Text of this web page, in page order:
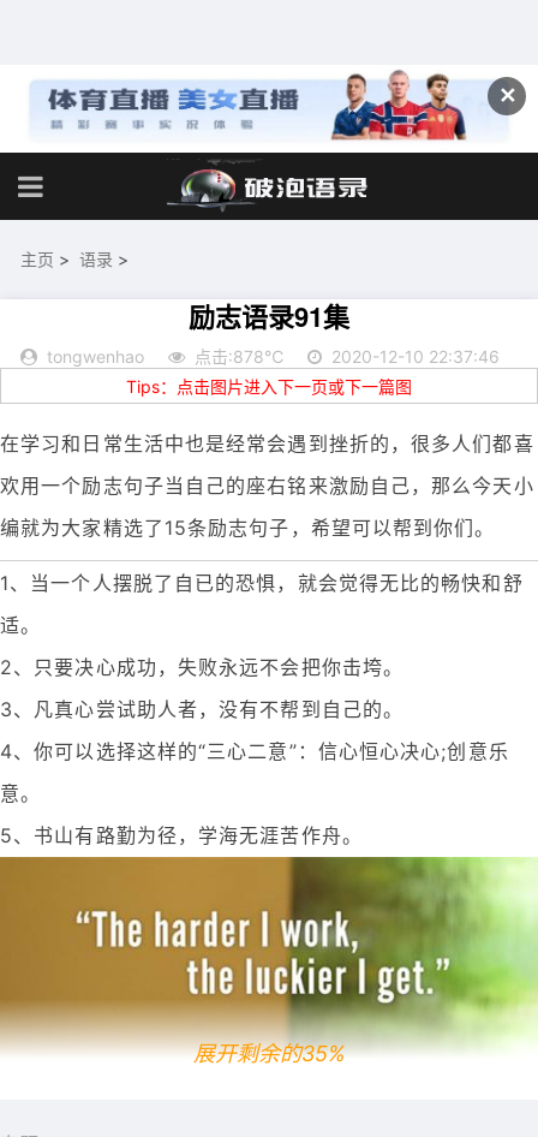
✕
主页 > 语录 >
励志语录91集
tongwenhao 点击:878℃
2020-12-10 22:37:46
Tips：点击图片进入下一页或下一篇图
在学习和日常生活中也是经常会遇到挫折的，很多人们都喜
欢用一个励志句子当自己的座右铭来激励自己，那么今天小
编就为大家精选了15条励志句子，希望可以帮到你们。
1、当一个人摆脱了自已的恐惧，就会觉得无比的畅快和舒
适。
2、只要决心成功，失败永远不会把你击垮。
3、凡真心尝试助人者，没有不帮到自己的。
4、你可以选择这样的“三心二意”：信心恒心决心;创意乐
意。
5、书山有路勤为径，学海无涯苦作舟。
展开剩余的35%